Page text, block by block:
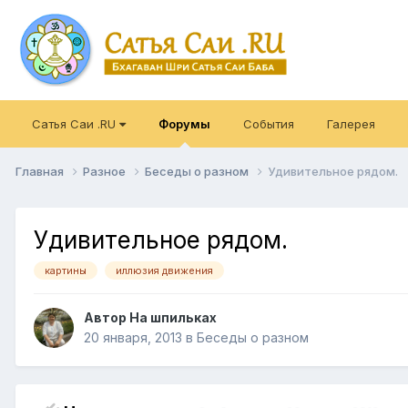
Сатья Саи .RU Форумы События Галерея
Главная Разное Беседы о разном Удивительное рядом.
Удивительное рядом.
картины иллюзия движения
Автор На шпильках
20 января, 2013 в Беседы о разном